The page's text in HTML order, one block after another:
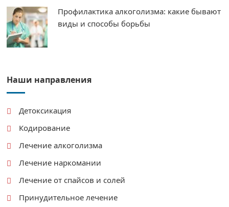
Профилактика алкоголизма: какие бывают
виды и способы борьбы
Наши направления
Детоксикация
Кодирование
Лечение алкоголизма
Лечение наркомании
Лечение от спайсов и солей
Принудительное лечение